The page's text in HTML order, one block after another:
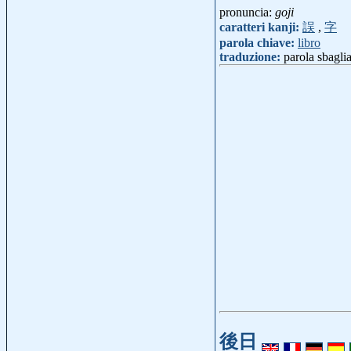
pronuncia: goji
caratteri kanji: 誤 , 字
parola chiave: libro
traduzione: parola
後日